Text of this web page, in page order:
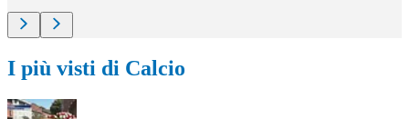
I più visti di Calcio